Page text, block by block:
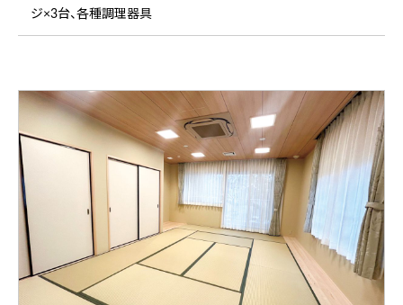
ジ×3台、各種調理器具